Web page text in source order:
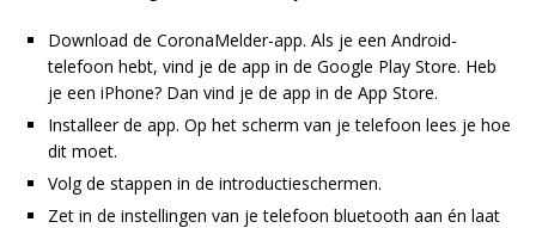
Download de CoronaMelder-app. Als je een Android-
telefoon hebt, vind je de app in de Google Play Store. Heb
je een iPhone? Dan vind je de app in de App Store.
Installeer de app. Op het scherm van je telefoon lees je hoe
dit moet.
Volg de stappen in de introductieschermen.
Zet in de instellingen van je telefoon bluetooth aan én laat